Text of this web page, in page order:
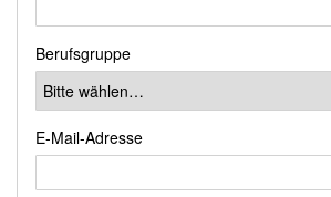
Berufsgruppe
E-Mail-Adresse